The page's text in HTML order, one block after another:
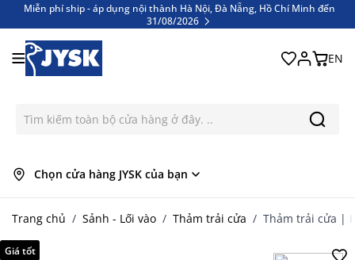
Miễn phí ship - áp dụng nội thành Hà Nội, Đà Nẵng, Hồ Chí Minh đến
31/08/2026
EN
Chọn cửa hàng JYSK của bạn
Trang chủ / Sảnh - Lối vào / Thảm trải cửa / Thảm trải cửa |
Giá tốt